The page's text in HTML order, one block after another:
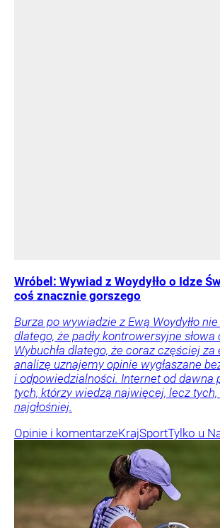
Wróbel: Wywiad z Woydyłło o Idze
coś znacznie gorszego
Burza po wywiadzie z Ewą Woydyłło
dlatego, że padły kontrowersyjne słowa
Wybuchła dlatego, że coraz częściej za
analizę uznajemy opinie wygłaszane
i odpowiedzialności. Internet od dawna
tych, którzy wiedzą najwięcej, lecz
najgłośniej.
Opinie i komentarzeKrajSportTylko u